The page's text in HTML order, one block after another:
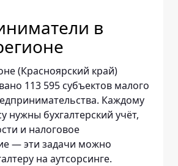
в
(Красноярский край)
113 595 субъектов малого
Каждому
нужны бухгалтерский учёт,
и налоговое
— эти задачи можно
на аутсорсинге.